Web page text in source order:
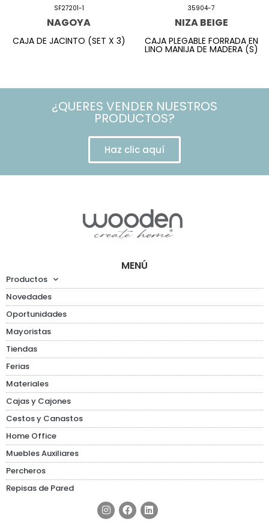
SF27201-1
NAGOYA
CAJA DE JACINTO (SET X 3)
35904-7
NIZA BEIGE
CAJA PLEGABLE FORRADA EN
LINO MANIJA DE MADERA (S)
¿QUERES VENDER NUESTROS
PRODUCTOS?
Haz clic aquí
MENÚ
Productos
Novedades
Oportunidades
Mayoristas
Tiendas
Ferias
Materiales
Cajas y Cajones
Cestos y Canastos
Home Office
Muebles Auxiliares
Percheros
Repisas de Pared